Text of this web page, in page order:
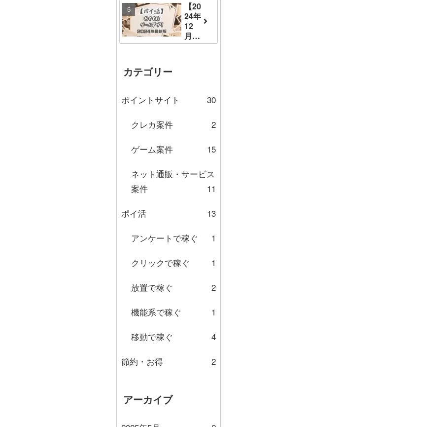
活】
や更
にお
得な
活用
初心
者で
も稼
げる
レベ
ル40
攻
略‼
簡単
【20
24年
12
月】
ポイ
向け
カテゴリー
ポイントサイト
30
クレカ案件
2
ゲーム案件
15
ネット通販・サービス
案件
11
ポイ活
13
アンケートで稼ぐ
1
クリックで稼ぐ
1
放置で稼ぐ
2
機能系で稼ぐ
1
移動で稼ぐ
4
節約・お得
2
アーカイブ